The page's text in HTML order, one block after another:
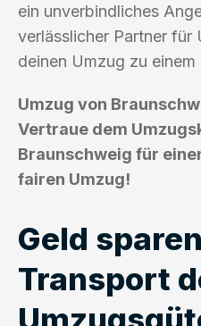
ein unverbindliches
verlässlicher Partner für
deinen Umzug zu
Umzug von
Vertraue dem
Braunschweig für
fairen Umzug!
Geld
Transport